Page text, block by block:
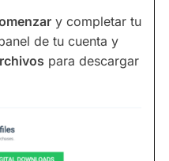
y completar tu
de tu cuenta y
para descargar